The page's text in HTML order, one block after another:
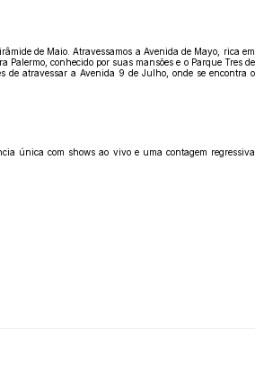
de Maio. Atravessamos a Avenida de Mayo, rica em
conhecido por suas mansões e o Parque Tres de
de atravessar a Avenida 9 de Julho, onde se encontra o
única com shows ao vivo e uma contagem regressiva